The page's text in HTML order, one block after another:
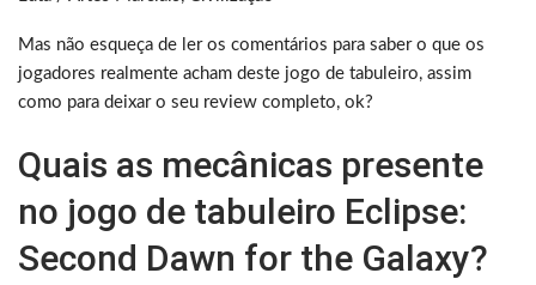
Mas não esqueça de ler os comentários para saber o que os
jogadores realmente acham deste jogo de tabuleiro, assim
como para deixar o seu review completo, ok?
Quais as mecânicas presente
no jogo de tabuleiro Eclipse:
Second Dawn for the Galaxy?